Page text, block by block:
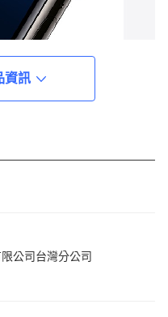
資訊
公司台灣分公司